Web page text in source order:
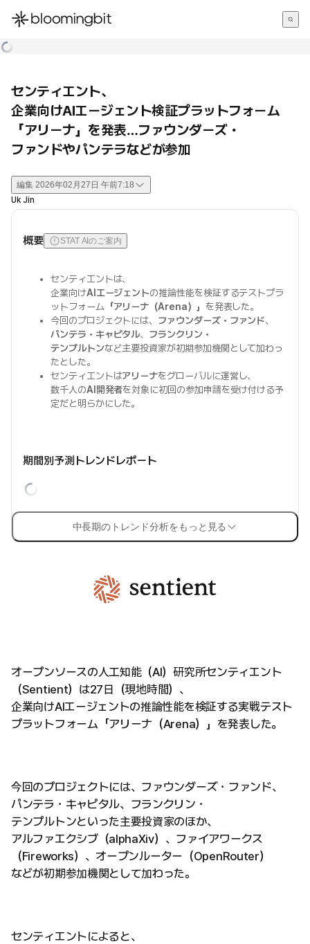
한국어
センティエント、
企業向けAIエージェント検証プラットフォーム
「アリーナ」を発表…ファウンダーズ・
ファンドやパンテラなどが参加
編集 2026年02月27日 午前7:18
Uk Jin
概要 STAT AIのご案内
センティエントは、
企業向けAIエージェントの推論性能を検証するテストプラ
ットフォーム 「アリーナ（Arena）」 を発表した。
今回のプロジェクトには、 ファウンダーズ・ファンド、
パンテラ・キャピタル、 フランクリン・
テンプルトンなど主要投資家が初期参加機関として加わっ
たとした。
センティエントはアリーナをグローバルに運営し、
数千人のAI開発者を対象に初回の参加申請を受け付ける予
定だと明らかにした。
期間別予測トレンドレポート
中長期のトレンド分析をもっと見る
オープンソースの人工知能（AI）研究所センティエント
（Sentient）は27日（現地時間）、
企業向けAIエージェントの推論性能を検証する実戦テスト
プラットフォーム「アリーナ（Arena）」を発表した。
今回のプロジェクトには、ファウンダーズ・ファンド、
パンテラ・キャピタル、フランクリン・
テンプルトンといった主要投資家のほか、
アルファエクシブ（alphaXiv）、ファイアワークス
（Fireworks）、オープンルーター（OpenRouter）
などが初期参加機関として加わった。
センティエントによると、